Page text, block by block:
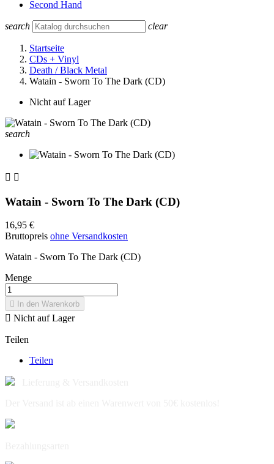
Second Hand
search clear
Startseite
CDs + Vinyl
Death / Black Metal
Watain - Sworn To The Dark (CD)
Nicht auf Lager
search
 
Watain - Sworn To The Dark (CD)
16,95 €
Bruttopreis ohne Versandkosten
Watain - Sworn To The Dark (CD)
Menge
 In den Warenkorb
 Nicht auf Lager
Teilen
Teilen